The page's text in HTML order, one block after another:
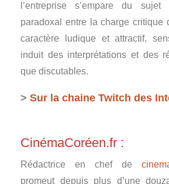
l’entreprise s’empare du
paradoxal entre la charge critique
caractère ludique et attractif,
induit des interprétations et des
que discutables.
> Sur la chaine Twitch des
CinémaCoréen.fr :
Rédactrice en chef de
promeut depuis plus d’une